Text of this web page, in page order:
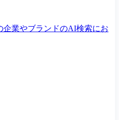
企業やブランドのAI検索にお